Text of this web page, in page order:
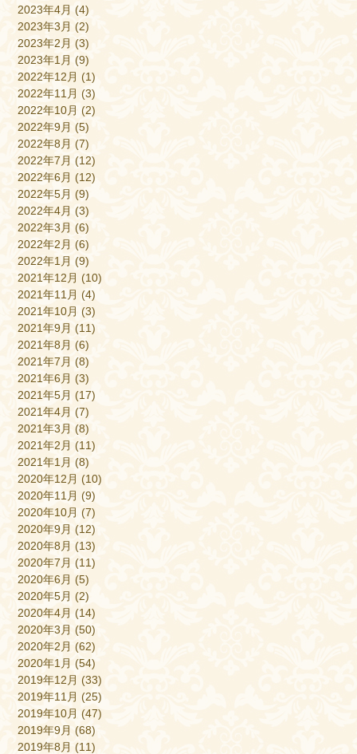
2023年4月 (4)
2023年3月 (2)
2023年2月 (3)
2023年1月 (9)
2022年12月 (1)
2022年11月 (3)
2022年10月 (2)
2022年9月 (5)
2022年8月 (7)
2022年7月 (12)
2022年6月 (12)
2022年5月 (9)
2022年4月 (3)
2022年3月 (6)
2022年2月 (6)
2022年1月 (9)
2021年12月 (10)
2021年11月 (4)
2021年10月 (3)
2021年9月 (11)
2021年8月 (6)
2021年7月 (8)
2021年6月 (3)
2021年5月 (17)
2021年4月 (7)
2021年3月 (8)
2021年2月 (11)
2021年1月 (8)
2020年12月 (10)
2020年11月 (9)
2020年10月 (7)
2020年9月 (12)
2020年8月 (13)
2020年7月 (11)
2020年6月 (5)
2020年5月 (2)
2020年4月 (14)
2020年3月 (50)
2020年2月 (62)
2020年1月 (54)
2019年12月 (33)
2019年11月 (25)
2019年10月 (47)
2019年9月 (68)
2019年8月 (11)